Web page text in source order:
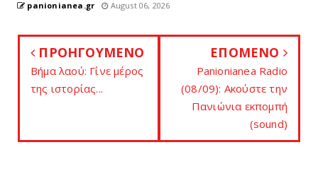
panionianea.gr August 06, 2026
ΠΡΟΗΓΟΥΜΕΝΟ
Βήμα λαού: Γίνε μέρος
της ιστορίας...
ΕΠΟΜΕΝΟ
Panionianea Radio
(08/09): Ακούστε την
Πανιώνια εκπομπή
(sound)